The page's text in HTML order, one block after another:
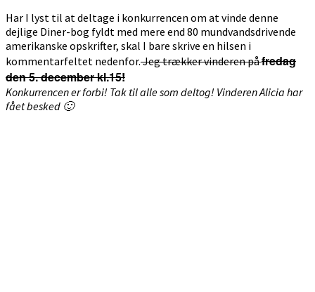
Har I lyst til at deltage i konkurrencen om at vinde denne
dejlige Diner-bog fyldt med mere end 80 mundvandsdrivende
amerikanske opskrifter, skal I bare skrive en hilsen i
kommentarfeltet nedenfor.Jeg trækker vinderen påfredag
den 5. december kl.15!
Konkurrencen er forbi! Tak til alle som deltog! Vinderen Alicia har
fået besked 🙂